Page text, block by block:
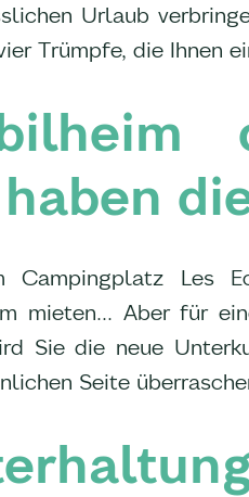
Urlaub
Trümpfe, die Ihnen
Campingplatz Les
mieten... Aber für
Sie die neue
Seite